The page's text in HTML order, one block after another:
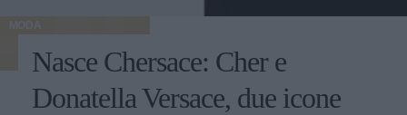
MODA
Nasce Chersace: Cher e
Donatella Versace, due icone